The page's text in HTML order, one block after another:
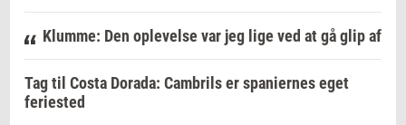
Klumme: Den oplevelse var jeg lige ved at gå glip af
Tag til Costa Dorada: Cambrils er spaniernes eget
feriested